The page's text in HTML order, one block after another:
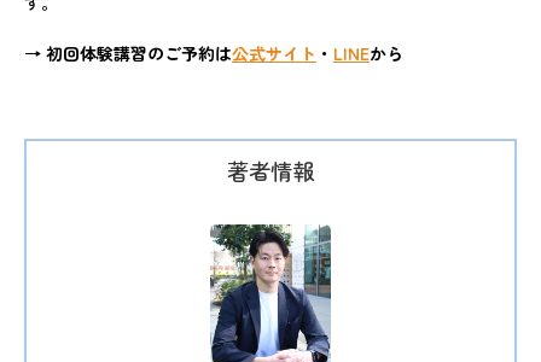
→ 初回体験講習のご予約は公式サイト ・ LINEから